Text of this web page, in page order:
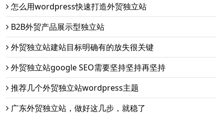
怎么用wordpress快速打造外贸独立站
B2B外贸产品展示型独立站
外贸独立站建站目标明确有的放失很关键
外贸独立站google SEO需要坚持坚持再坚持
推荐几个外贸独立站wordpress主题
广东外贸独立站，做好这几步，就稳了